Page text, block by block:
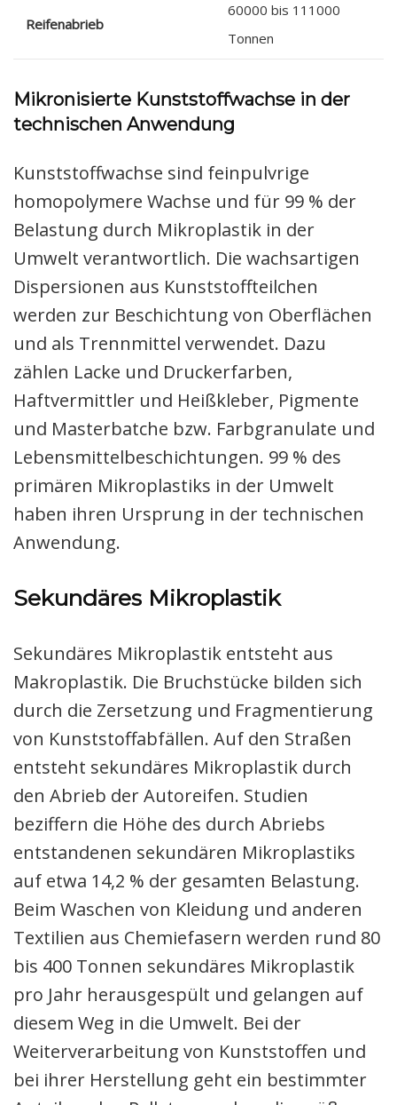
Reifenabrieb
60000 bis 111000
Tonnen
Mikronisierte Kunststoffwachse in der
technischen Anwendung
Kunststoffwachse sind feinpulvrige
homopolymere Wachse und für 99 % der
Belastung durch Mikroplastik in der
Umwelt verantwortlich. Die wachsartigen
Dispersionen aus Kunststoffteilchen
werden zur Beschichtung von Oberflächen
und als Trennmittel verwendet. Dazu
zählen Lacke und Druckerfarben,
Haftvermittler und Heißkleber, Pigmente
und Masterbatche bzw. Farbgranulate und
Lebensmittelbeschichtungen. 99 % des
primären Mikroplastiks in der Umwelt
haben ihren Ursprung in der technischen
Anwendung.
Sekundäres Mikroplastik
Sekundäres Mikroplastik entsteht aus
Makroplastik. Die Bruchstücke bilden sich
durch die Zersetzung und Fragmentierung
von Kunststoffabfällen. Auf den Straßen
entsteht sekundäres Mikroplastik durch
den Abrieb der Autoreifen. Studien
beziffern die Höhe des durch Abriebs
entstandenen sekundären Mikroplastiks
auf etwa 14,2 % der gesamten Belastung.
Beim Waschen von Kleidung und anderen
Textilien aus Chemiefasern werden rund 80
bis 400 Tonnen sekundäres Mikroplastik
pro Jahr herausgespült und gelangen auf
diesem Weg in die Umwelt. Bei der
Weiterverarbeitung von Kunststoffen und
bei ihrer Herstellung geht ein bestimmter